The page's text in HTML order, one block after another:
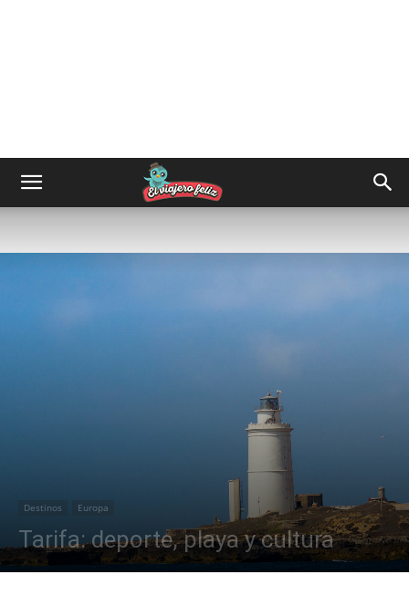
Destinos Europa
Tarifa: deporte, playa y cultura